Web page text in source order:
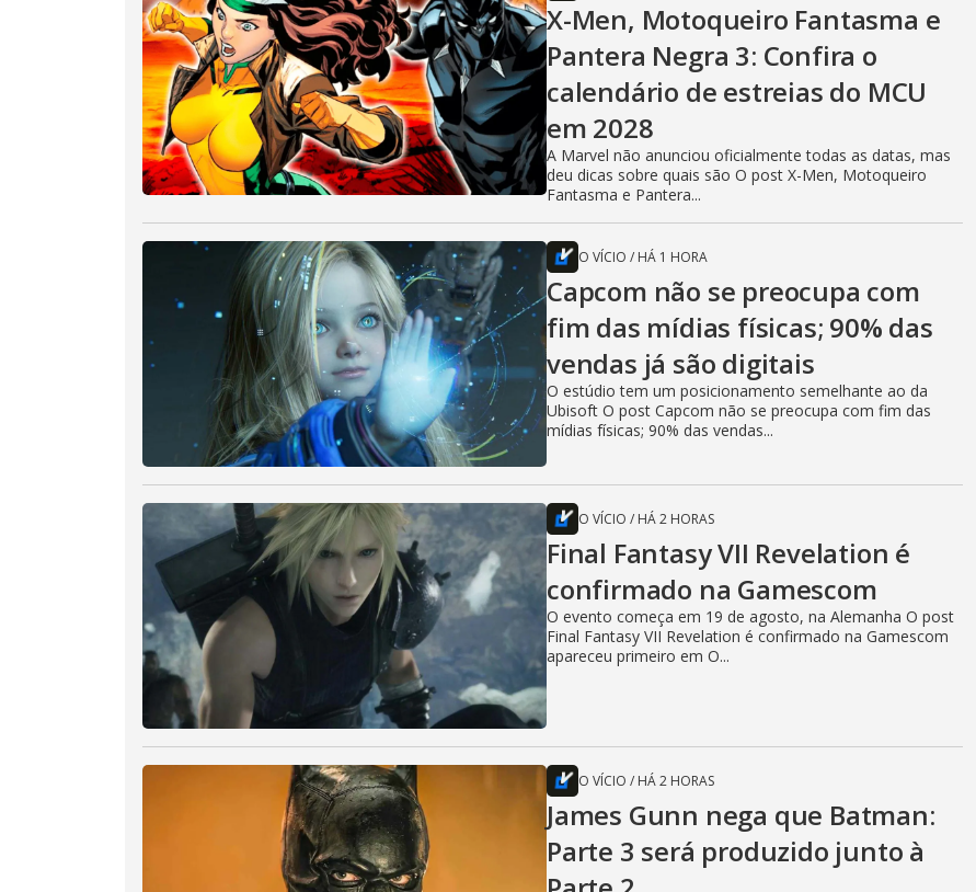
X-Men, Motoqueiro Fantasma e
Pantera Negra 3: Confira o
calendário de estreias do MCU
em 2028
A Marvel não anunciou oficialmente todas as datas, mas
deu dicas sobre quais são O post X-Men, Motoqueiro
Fantasma e Pantera...
O VÍCIO / HÁ 1 HORA
Capcom não se preocupa com
fim das mídias físicas; 90% das
vendas já são digitais
O estúdio tem um posicionamento semelhante ao da
Ubisoft O post Capcom não se preocupa com fim das
mídias físicas; 90% das vendas...
O VÍCIO / HÁ 2 HORAS
Final Fantasy VII Revelation é
confirmado na Gamescom
O evento começa em 19 de agosto, na Alemanha O post
Final Fantasy VII Revelation é confirmado na Gamescom
apareceu primeiro em O...
O VÍCIO / HÁ 2 HORAS
James Gunn nega que Batman:
Parte 3 será produzido junto à